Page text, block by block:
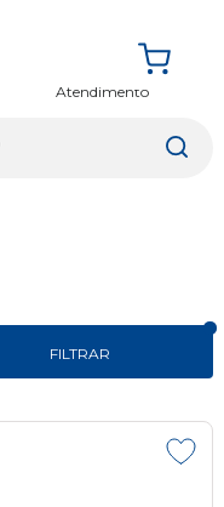
Atendimento
FILTRAR